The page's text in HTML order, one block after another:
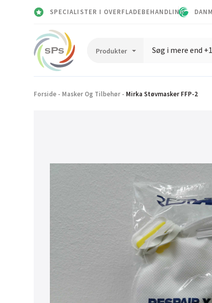
SPECIALISTER I OVERFLADEBEHANDLING
Forside - Masker Og Tilbehør - Mirka Støvmasker FFP-2